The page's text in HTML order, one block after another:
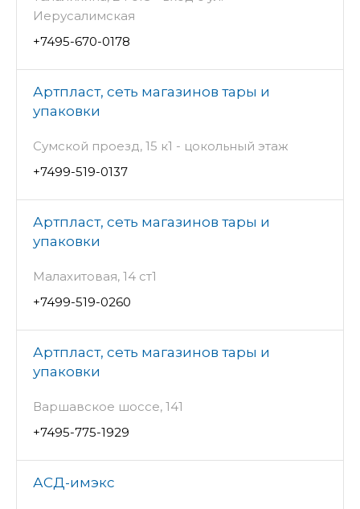
Иерусалимская
+7495-670-0178
Артпласт, сеть магазинов тары и
упаковки
Сумской проезд, 15 к1 - цокольный этаж
+7499-519-0137
Артпласт, сеть магазинов тары и
упаковки
Малахитовая, 14 ст1
+7499-519-0260
Артпласт, сеть магазинов тары и
упаковки
Варшавское шоссе, 141
+7495-775-1929
АСД-имэкс